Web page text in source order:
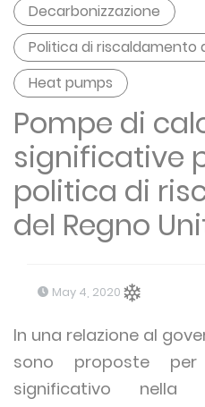
Decarbonizzazione
Politica di riscaldamento
Heat pumps
Pompe di
significative
politica di
del Regno
May 4, 2020
In una relazione al
sono proposte
significativo